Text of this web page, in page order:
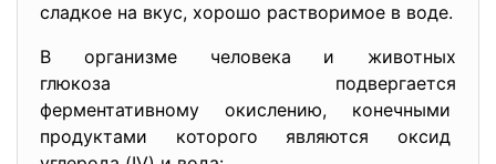
сладкое на вкус, хорошо растворимое в воде.
В организме человека и животных
глюкоза подвергается
ферментативному окислению, конечными
продуктами которого являются оксид